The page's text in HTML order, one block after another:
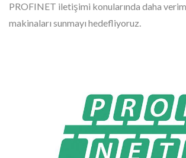
PROFINET iletişimi konularında daha
makinaları sunmayı hedefliyoruz.